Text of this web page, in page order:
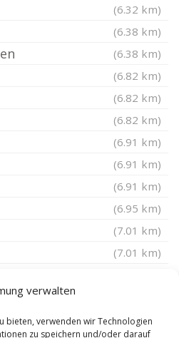
verwalten
bieten, verwenden wir Technologien
zu speichern und/oder darauf
(6.32 km)
(6.38 km)
(6.38 km)
(6.82 km)
(6.82 km)
(6.82 km)
(6.91 km)
(6.91 km)
(6.91 km)
(6.95 km)
(7.01 km)
(7.01 km)
(7.25 km)